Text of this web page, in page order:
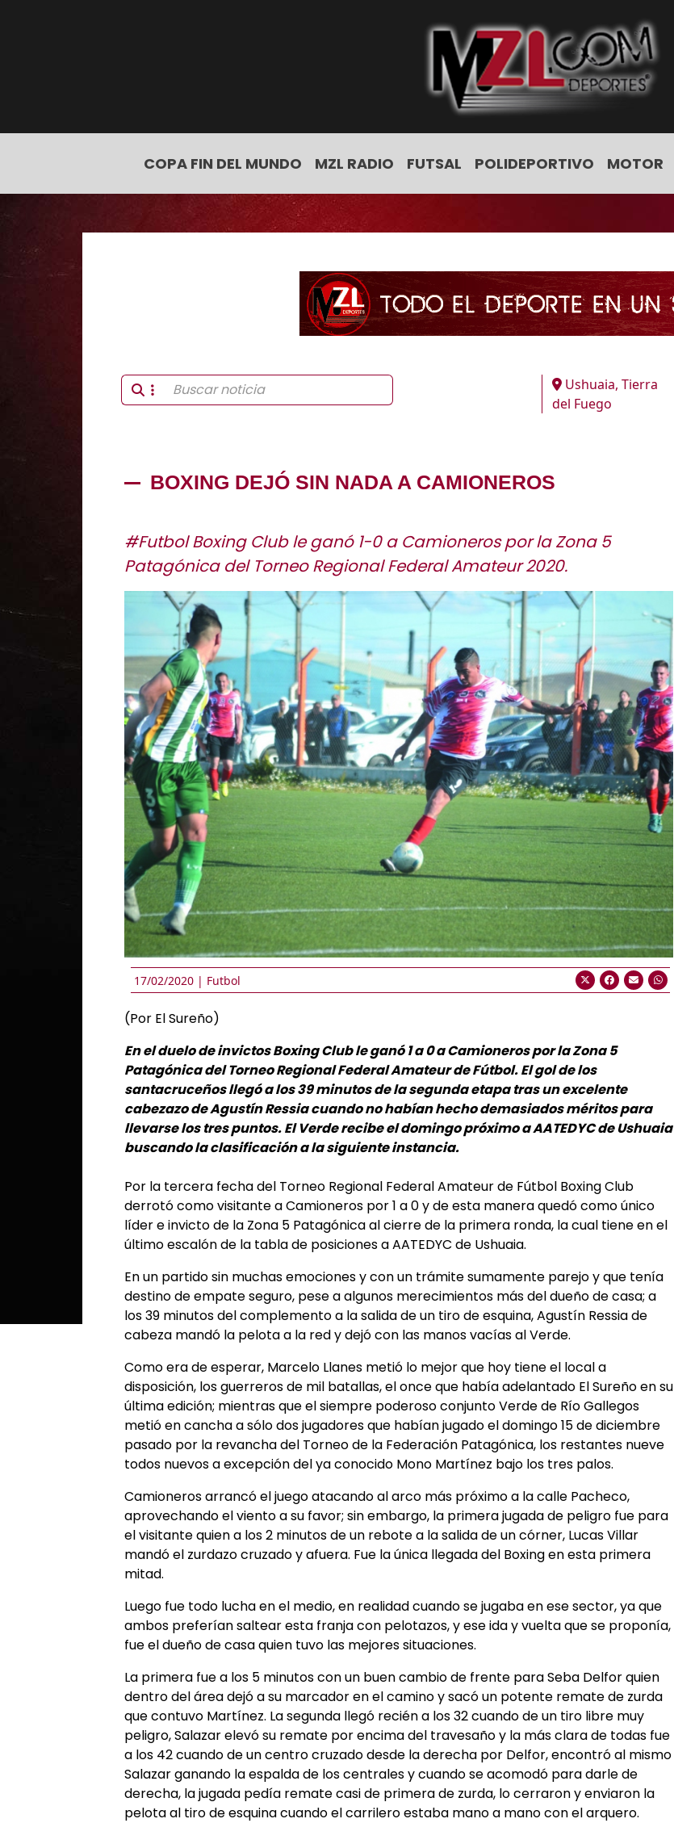
COPA FIN DEL MUNDO MZL RADIO FUTSAL POLIDEPORTIVO MOTOR
Ushuaia, Tierra
del Fuego
BOXING DEJÓ SIN NADA A CAMIONEROS
#Futbol Boxing Club le ganó 1-0 a Camioneros por la Zona 5
Patagónica del Torneo Regional Federal Amateur 2020.
17/02/2020 | Futbol
(Por El Sureño)
En el duelo de invictos Boxing Club le ganó 1 a 0 a Camioneros por la Zona 5
Patagónica del Torneo Regional Federal Amateur de Fútbol. El gol de los
santacruceños llegó a los 39 minutos de la segunda etapa tras un excelente
cabezazo de Agustín Ressia cuando no habían hecho demasiados méritos para
llevarse los tres puntos. El Verde recibe el domingo próximo a AATEDYC de Ushuaia
buscando la clasificación a la siguiente instancia.
Por la tercera fecha del Torneo Regional Federal Amateur de Fútbol Boxing Club
derrotó como visitante a Camioneros por 1 a 0 y de esta manera quedó como único
líder e invicto de la Zona 5 Patagónica al cierre de la primera ronda, la cual tiene en el
último escalón de la tabla de posiciones a AATEDYC de Ushuaia.
En un partido sin muchas emociones y con un trámite sumamente parejo y que tenía
destino de empate seguro, pese a algunos merecimientos más del dueño de casa; a
los 39 minutos del complemento a la salida de un tiro de esquina, Agustín Ressia de
cabeza mandó la pelota a la red y dejó con las manos vacías al Verde.
Como era de esperar, Marcelo Llanes metió lo mejor que hoy tiene el local a
disposición, los guerreros de mil batallas, el once que había adelantado El Sureño en su
última edición; mientras que el siempre poderoso conjunto Verde de Río Gallegos
metió en cancha a sólo dos jugadores que habían jugado el domingo 15 de diciembre
pasado por la revancha del Torneo de la Federación Patagónica, los restantes nueve
todos nuevos a excepción del ya conocido Mono Martínez bajo los tres palos.
Camioneros arrancó el juego atacando al arco más próximo a la calle Pacheco,
aprovechando el viento a su favor; sin embargo, la primera jugada de peligro fue para
el visitante quien a los 2 minutos de un rebote a la salida de un córner, Lucas Villar
mandó el zurdazo cruzado y afuera. Fue la única llegada del Boxing en esta primera
mitad.
Luego fue todo lucha en el medio, en realidad cuando se jugaba en ese sector, ya que
ambos preferían saltear esta franja con pelotazos, y ese ida y vuelta que se proponía,
fue el dueño de casa quien tuvo las mejores situaciones.
La primera fue a los 5 minutos con un buen cambio de frente para Seba Delfor quien
dentro del área dejó a su marcador en el camino y sacó un potente remate de zurda
que contuvo Martínez. La segunda llegó recién a los 32 cuando de un tiro libre muy
peligro, Salazar elevó su remate por encima del travesaño y la más clara de todas fue
a los 42 cuando de un centro cruzado desde la derecha por Delfor, encontró al mismo
Salazar ganando la espalda de los centrales y cuando se acomodó para darle de
derecha, la jugada pedía remate casi de primera de zurda, lo cerraron y enviaron la
pelota al tiro de esquina cuando el carrilero estaba mano a mano con el arquero.